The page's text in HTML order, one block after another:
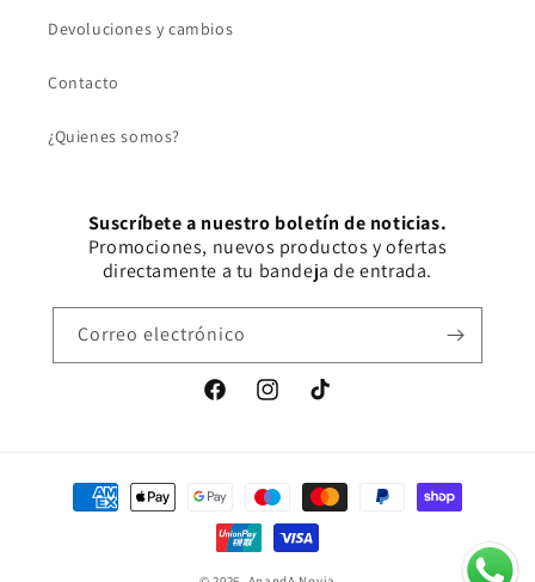
Devoluciones y cambios
Contacto
¿Quienes somos?
Suscríbete a nuestro boletín de noticias.
Promociones, nuevos productos y ofertas
directamente a tu bandeja de entrada.
Correo electrónico
FacebookInstagramTikTok
Formas